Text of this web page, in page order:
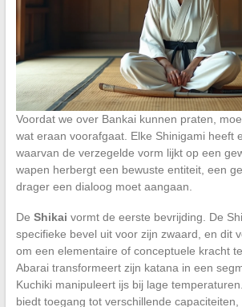
Voordat we over Bankai kunnen praten,
wat eraan voorafgaat. Elke Shinigami heeft
waarvan de verzegelde vorm lijkt op een
wapen herbergt een bewuste entiteit, een
drager een dialoog moet aangaan.
De Shikai vormt de eerste bevrijding. De
specifieke bevel uit voor zijn zwaard, en dit
om een elementaire of conceptuele kracht
Abarai transformeert zijn katana in een
Kuchiki manipuleert ijs bij lage
biedt toegang tot verschillende